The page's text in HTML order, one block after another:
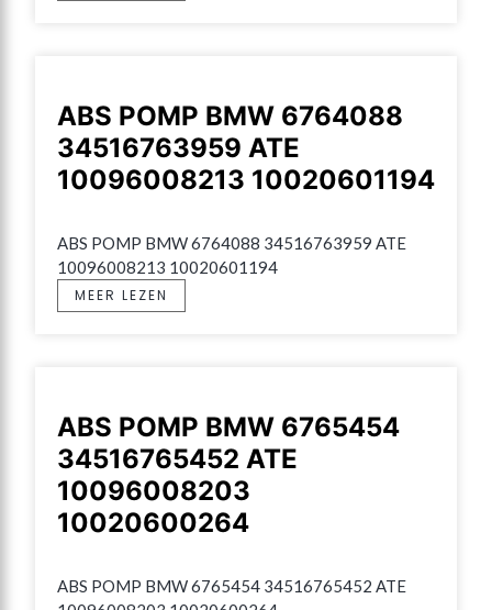
ABS POMP BMW 6764088
34516763959 ATE
10096008213 10020601194
ABS POMP BMW 6764088 34516763959 ATE
10096008213 10020601194
MEER LEZEN
ABS POMP BMW 6765454
34516765452 ATE
10096008203
10020600264
ABS POMP BMW 6765454 34516765452 ATE